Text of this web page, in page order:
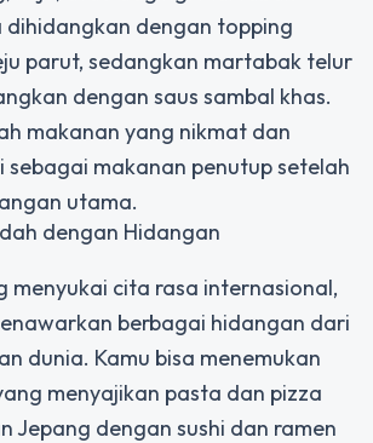
dihidangkan dengan topping
parut, sedangkan martabak telur
dengan saus sambal khas.
makanan yang nikmat dan
sebagai makanan penutup setelah
utama.
dengan Hidangan
menyukai cita rasa internasional,
berbagai hidangan dari
dunia. Kamu bisa menemukan
menyajikan pasta dan pizza
Jepang dengan sushi dan ramen